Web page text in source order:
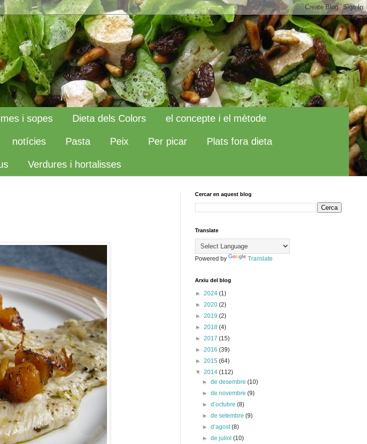
i sopes Dieta dels Colors el concepte i el mètode
notícies Pasta Peix Per picar Plats fora dieta
Verdures i hortalisses
Cercar en aquest blog
Translate
Powered by Translate
Arxiu del blog
► 2024 (1)
► 2020 (2)
► 2019 (2)
► 2018 (4)
► 2017 (15)
► 2016 (39)
► 2015 (64)
▼ 2014 (112)
►de desembre(10)
►de novembre(9)
►d’octubre(8)
►de setembre(9)
►d’agost(8)
►de juliol(10)